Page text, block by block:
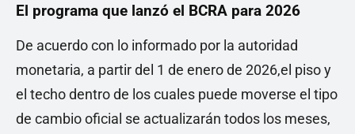
El programa que lanzó el BCRA para 2026
De acuerdo con lo informado por la autoridad
monetaria, a partir del 1 de enero de 2026,el piso y
el techo dentro de los cuales puede moverse el tipo
de cambio oficial se actualizarán todos los meses,